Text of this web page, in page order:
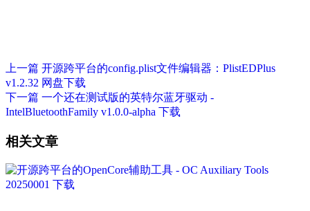
上一篇 开源跨平台的config.plist文件编辑器：PlistEDPlus
v1.2.32 网盘下载
下一篇 一个还在测试版的英特尔蓝牙驱动 -
IntelBluetoothFamily v1.0.0-alpha 下载
相关文章